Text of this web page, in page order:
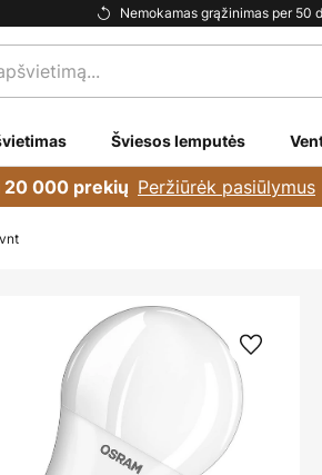
Nemokamas grąžinimas per 50
Šviesos lemputės
20 000 prekių Peržiūrėk pasiūlymus